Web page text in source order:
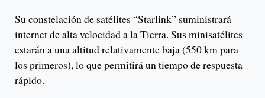
Su constelación de satélites “Starlink” suministrará
internet de alta velocidad a la Tierra. Sus minisatélites
estarán a una altitud relativamente baja (550 km para
los primeros), lo que permitirá un tiempo de respuesta
rápido.